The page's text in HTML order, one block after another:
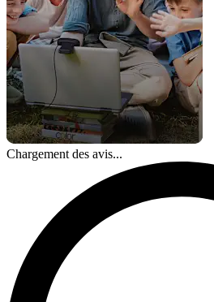
Chargement des avis...